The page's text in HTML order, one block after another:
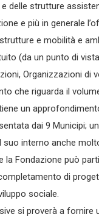
delle strutture
e più in generale
e mobilità e
(da un punto di
Organizzazioni di
che riguarda il
un
dai 9 Municipi;
interno anche
la Fondazione può
di
sociale.
si proverà a